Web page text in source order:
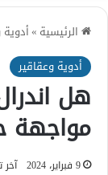
الرئيسية »
أدوية وعقاقير
هل
مواجهة
9 فبراير، 2024 آخر